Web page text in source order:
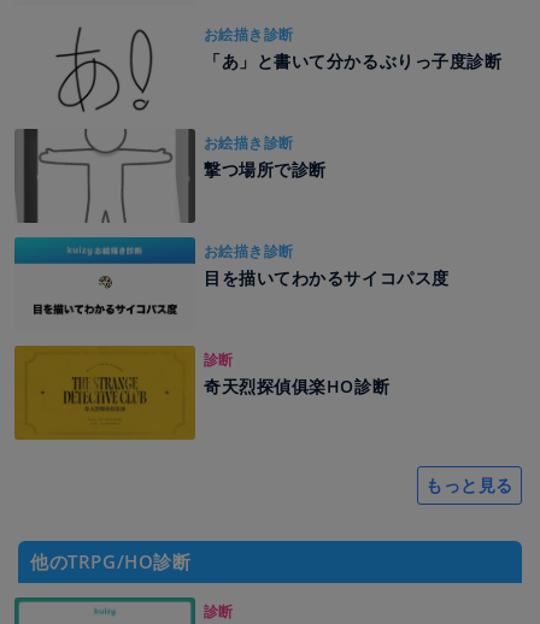
お絵描き診断
「あ」と書いて分かるぶりっ子度診断
お絵描き診断
撃つ場所で診断
お絵描き診断
目を描いてわかるサイコパス度
診断
奇天烈探偵俱楽HO診断
もっと見る
他のTRPG/HO診断
診断